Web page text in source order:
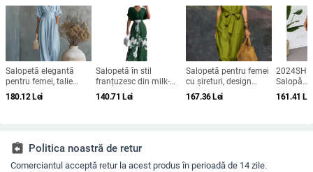
Salopetă elegantă
pentru femei, talie
definită și decolteu în
V, vară 2026, amestec
180.12Lei
Salopetă în stil
franțuzesc din milk-
silk, talie înaltă,
pantaloni drepți,
140.71 Lei
Salopetă pentru femei
cu șireturi, design
modern
167.36Lei
Salopă
161.41 Lei
assignment_return Politica noastră de retur
Comerciantul acceptă retur la acest produs în perioadă de 14 zile.